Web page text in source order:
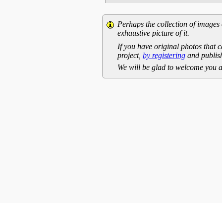
Perhaps the collection of
exhaustive picture of it.
If you have original photos that
project, by registering and
We will be glad to welcome